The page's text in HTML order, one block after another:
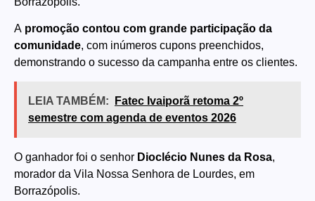
A promoção contou com grande participação da
comunidade, com inúmeros cupons preenchidos,
demonstrando o sucesso da campanha entre os clientes.
LEIA TAMBÉM:
Fatec Ivaiporã retoma 2º
semestre com agenda de eventos 2026
O ganhador foi o senhor Dioclécio Nunes da Rosa,
morador da Vila Nossa Senhora de Lourdes, em
Borrazópolis.